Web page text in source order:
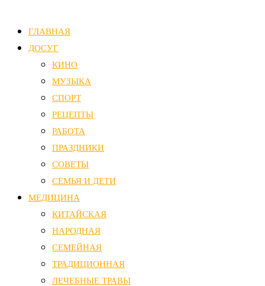
ГЛАВНАЯ
ДОСУГ
КИНО
МУЗЫКА
СПОРТ
РЕЦЕПТЫ
РАБОТА
ПРАЗДНИКИ
СОВЕТЫ
СЕМЬЯ И ДЕТИ
МЕДИЦИНА
КИТАЙСКАЯ
НАРОДНАЯ
СЕМЕЙНАЯ
ТРАДИЦИОННАЯ
ЛЕЧЕБНЫЕ ТРАВЫ